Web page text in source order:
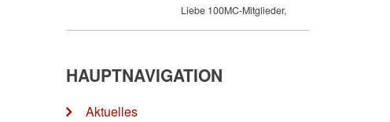
Liebe 100MC-Mitglieder,
HAUPTNAVIGATION
Aktuelles